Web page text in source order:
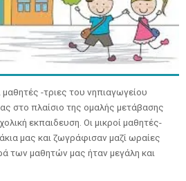
μαθητές -τριες του νηπιαγωγείου
στο πλαίσιο της ομαλής μετάβασης
εκπαιδευση. Οι μικροί μαθητές-
μας και ζωγράφισαν μαζί ωραίες
των μαθητών μας ήταν μεγάλη και